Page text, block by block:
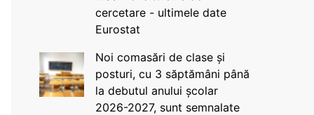
cercetare - ultimele date
Eurostat
Noi comasări de clase și
posturi, cu 3 săptămâni până
la debutul anului școlar
2026-2027, sunt semnalate